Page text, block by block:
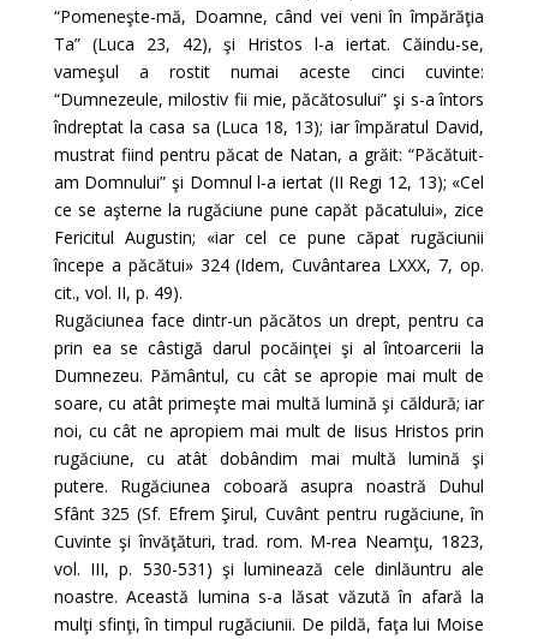
“Pomeneşte-mă, Doamne, când vei veni în împărăţia
Ta” (Luca 23, 42), şi Hristos l-a iertat. Căindu-se,
vameşul a rostit numai aceste cinci cuvinte:
“Dumnezeule, milostiv fii mie, păcătosului” şi s-a întors
îndreptat la casa sa (Luca 18, 13); iar împăratul David,
mustrat fiind pentru păcat de Natan, a grăit: “Păcătuit-
am Domnului” şi Domnul l-a iertat (II Regi 12, 13); «Cel
ce se aşterne la rugăciune pune capăt păcatului», zice
Fericitul Augustin; «iar cel ce pune căpat rugăciunii
începe a păcătui» 324 (Idem, Cuvântarea LXXX, 7, op.
cit., vol. II, p. 49).
Rugăciunea face dintr-un păcătos un drept, pentru ca
prin ea se câstigă darul pocăinţei şi al întoarcerii la
Dumnezeu. Pământul, cu cât se apropie mai mult de
soare, cu atât primeşte mai multă lumină şi căldură; iar
noi, cu cât ne apropiem mai mult de Iisus Hristos prin
rugăciune, cu atât dobândim mai multă lumină şi
putere. Rugăciunea coboară asupra noastră Duhul
Sfânt 325 (Sf. Efrem Şirul, Cuvânt pentru rugăciune, în
Cuvinte şi învăţături, trad. rom. M-rea Neamţu, 1823,
vol. III, p. 530-531) şi luminează cele dinlăuntru ale
noastre. Această lumina s-a lăsat văzută în afară la
mulţi sfinţi, în timpul rugăciunii. De pildă, faţa lui Moise